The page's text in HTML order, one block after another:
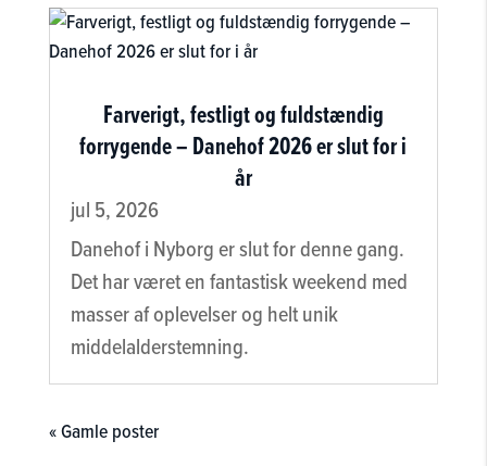
Farverigt, festligt og fuldstændig
forrygende – Danehof 2026 er slut for i
år
jul 5, 2026
Danehof i Nyborg er slut for denne gang.
Det har været en fantastisk weekend med
masser af oplevelser og helt unik
middelalderstemning.
« Gamle poster